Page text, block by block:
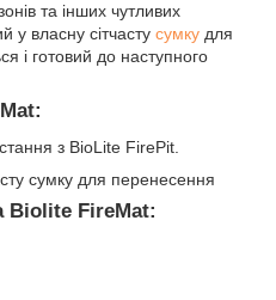
та інших чутливих
у власну сітчасту сумку для
і готовий до наступного
з BioLite FirePit.
сумку для перенесення
Biolite FireMat: